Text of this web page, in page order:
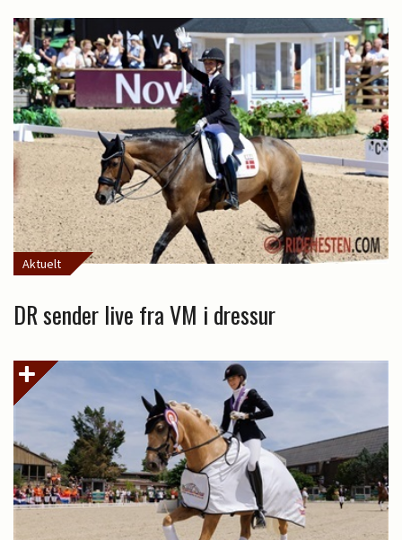
Aktuelt
DR sender live fra VM i dressur